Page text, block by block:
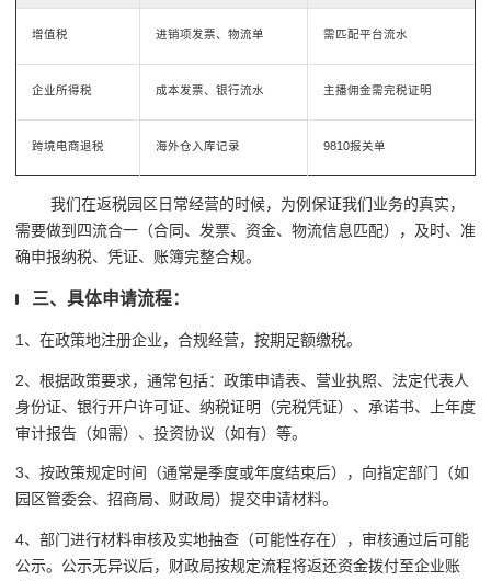
增值税 进销项发票、物流单 需匹配平台流水
企业所得税 成本发票、银行流水 主播佣金需完税证明
跨境电商退税 海外仓入库记录 9810报关单
我们在返税园区日常经营的时候，为例保证我们业务的真实，
需要做到四流合一（合同、发票、资金、物流信息匹配），及时、准
确申报纳税、凭证、账簿完整合规。
三、具体申请流程：
1、在政策地注册企业，合规经营，按期足额缴税。
2、根据政策要求，通常包括：政策申请表、营业执照、法定代表人
身份证、银行开户许可证、纳税证明（完税凭证）、承诺书、上年度
审计报告（如需）、投资协议（如有）等。
3、按政策规定时间（通常是季度或年度结束后），向指定部门（如
园区管委会、招商局、财政局）提交申请材料。
4、部门进行材料审核及实地抽查（可能性存在），审核通过后可能
公示。公示无异议后，财政局按规定流程将返还资金拨付至企业账